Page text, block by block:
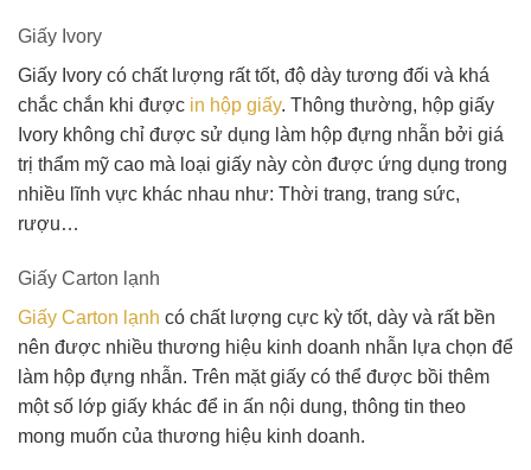
Giấy Ivory
Giấy Ivory có chất lượng rất tốt, độ dày tương đối và khá
chắc chắn khi được in hộp giấy. Thông thường, hộp giấy
Ivory không chỉ được sử dụng làm hộp đựng nhẫn bởi giá
trị thẩm mỹ cao mà loại giấy này còn được ứng dụng trong
nhiều lĩnh vực khác nhau như: Thời trang, trang sức,
rượu…
Giấy Carton lạnh
Giấy Carton lạnh có chất lượng cực kỳ tốt, dày và rất bền
nên được nhiều thương hiệu kinh doanh nhẫn lựa chọn để
làm hộp đựng nhẫn. Trên mặt giấy có thể được bồi thêm
một số lớp giấy khác để in ấn nội dung, thông tin theo
mong muốn của thương hiệu kinh doanh.